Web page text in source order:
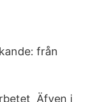
från
Äfven i